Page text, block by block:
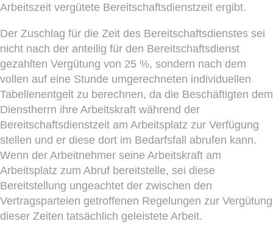
Arbeitszeit vergütete Bereitschaftsdienstzeit ergibt.
Der Zuschlag für die Zeit des Bereitschaftsdienstes sei
nicht nach der anteilig für den Bereitschaftsdienst
gezahlten Vergütung von 25 %, sondern nach dem
vollen auf eine Stunde umgerechneten individuellen
Tabellenentgelt zu berechnen, da die Beschäftigten dem
Dienstherrn ihre Arbeitskraft während der
Bereitschaftsdienstzeit am Arbeitsplatz zur Verfügung
stellen und er diese dort im Bedarfsfall abrufen kann.
Wenn der Arbeitnehmer seine Arbeitskraft am
Arbeitsplatz zum Abruf bereitstelle, sei diese
Bereitstellung ungeachtet der zwischen den
Vertragsparteien getroffenen Regelungen zur Vergütung
dieser Zeiten tatsächlich geleistete Arbeit.